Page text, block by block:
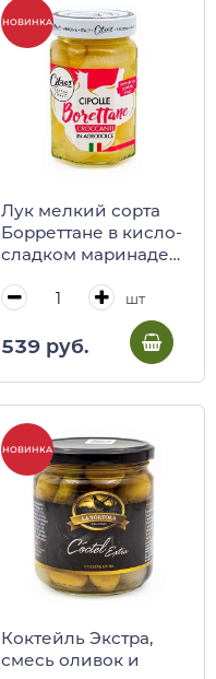
НОВИНКА
Лук мелкий сорта
Борреттане в кисло-
сладком маринаде
шт
539 руб.
НОВИНКА
Коктейль Экстра,
смесь оливок и